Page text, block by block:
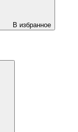
В избранное